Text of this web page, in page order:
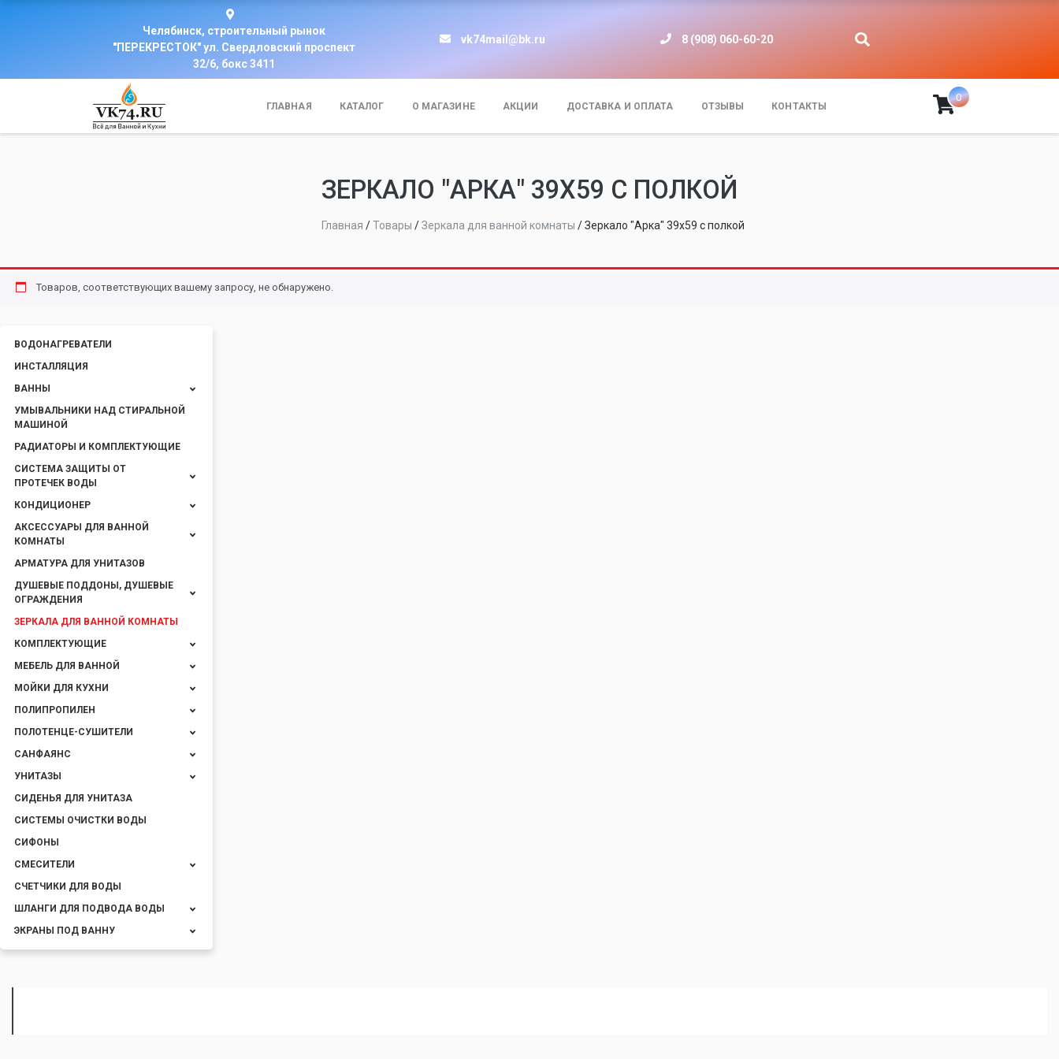
Челябинск, строительный рынок
"ПЕРЕКРЕСТОК" ул. Свердловский проспект
32/6, бокс 3411
vk74mail@bk.ru 8 (908) 060-60-20
ГЛАВНАЯ КАТАЛОГ О МАГАЗИНЕ АКЦИИ ДОСТАВКА И ОПЛАТА ОТЗЫВЫ КОНТАКТЫ
0
ЗЕРКАЛО "АРКА" 39Х59 С ПОЛКОЙ
Главная /Товары /Зеркала для ванной комнаты /Зеркало "Арка" 39х59 с полкой
Товаров, соответствующих вашему запросу, не обнаружено.
ВОДОНАГРЕВАТЕЛИ
ИНСТАЛЛЯЦИЯ
ВАННЫ
УМЫВАЛЬНИКИ НАД СТИРАЛЬНОЙ
МАШИНОЙ
РАДИАТОРЫ И КОМПЛЕКТУЮЩИЕ
СИСТЕМА ЗАЩИТЫ ОТ
ПРОТЕЧЕК ВОДЫ
КОНДИЦИОНЕР
АКСЕССУАРЫ ДЛЯ ВАННОЙ
КОМНАТЫ
АРМАТУРА ДЛЯ УНИТАЗОВ
ДУШЕВЫЕ ПОДДОНЫ, ДУШЕВЫЕ
ОГРАЖДЕНИЯ
ЗЕРКАЛА ДЛЯ ВАННОЙ КОМНАТЫ
КОМПЛЕКТУЮЩИЕ
МЕБЕЛЬ ДЛЯ ВАННОЙ
МОЙКИ ДЛЯ КУХНИ
ПОЛИПРОПИЛЕН
ПОЛОТЕНЦЕ-СУШИТЕЛИ
САНФАЯНС
УНИТАЗЫ
СИДЕНЬЯ ДЛЯ УНИТАЗА
СИСТЕМЫ ОЧИСТКИ ВОДЫ
СИФОНЫ
СМЕСИТЕЛИ
СЧЕТЧИКИ ДЛЯ ВОДЫ
ШЛАНГИ ДЛЯ ПОДВОДА ВОДЫ
ЭКРАНЫ ПОД ВАННУ